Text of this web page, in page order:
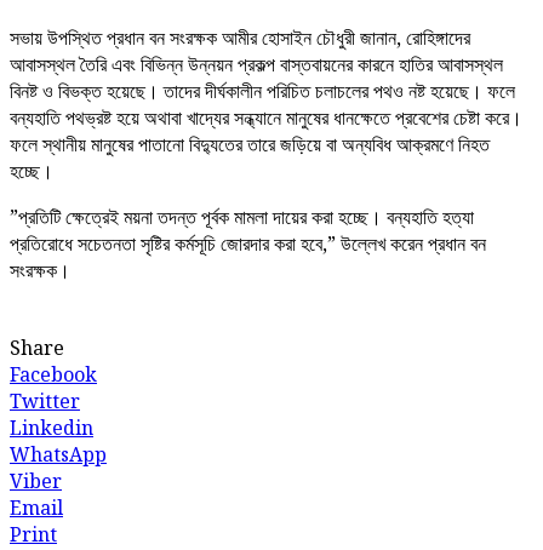
সভায় উপস্থিত প্রধান বন সংরক্ষক আমীর হোসাইন চৌধুরী জানান, রোহিঙ্গাদের
আবাসস্থল তৈরি এবং বিভিন্ন উন্নয়ন প্রকল্প বাস্তবায়নের কারনে হাতির আবাসস্থল
বিনষ্ট ও বিভক্ত হয়েছে। তাদের দীর্ঘকালীন পরিচিত চলাচলের পথও নষ্ট হয়েছে। ফলে
বন্যহাতি পথভ্রষ্ট হয়ে অথাবা খাদ্যের সন্ধ্যানে মানুষের ধানক্ষেতে প্রবেশের চেষ্টা করে।
ফলে স্থানীয় মানুষের পাতানো বিদ্যুতের তারে জড়িয়ে বা অন্যবিধ আক্রমণে নিহত
হচ্ছে।
”প্রতিটি ক্ষেত্রেই ময়না তদন্ত পূর্বক মামলা দায়ের করা হচ্ছে। বন্যহাতি হত্যা
প্রতিরোধে সচেতনতা সৃষ্টির কর্মসূচি জোরদার করা হবে,” উল্লেখ করেন প্রধান বন
সংরক্ষক।
Share
Facebook
Twitter
Linkedin
WhatsApp
Viber
Email
Print